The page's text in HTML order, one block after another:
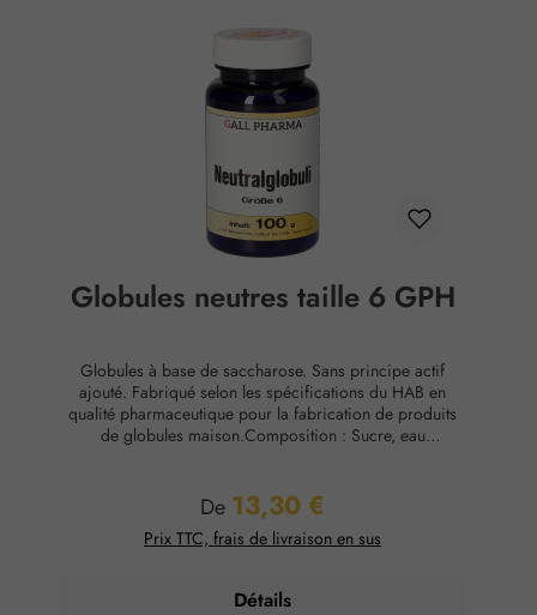
Globules neutres taille 6 GPH
Globules à base de saccharose. Sans principe actif
ajouté. Fabriqué selon les spécifications du HAB en
qualité pharmaceutique pour la fabrication de produits
de globules maison.Composition : Sucre, eau
Prix régulier :
De 13,30 €
Prix TTC, frais de livraison en sus
Détails